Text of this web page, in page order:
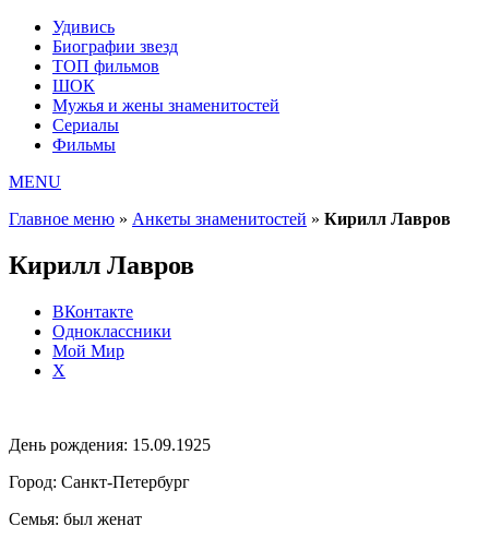
Удивись
Биографии звезд
ТОП фильмов
ШОК
Мужья и жены знаменитостей
Сериалы
Фильмы
MENU
Главное меню » Анкеты знаменитостей » Кирилл Лавров
Кирилл Лавров
ВКонтакте
Одноклассники
Мой Мир
X
День рождения: 15.09.1925
Город: Санкт-Петербург
Семья: был женат